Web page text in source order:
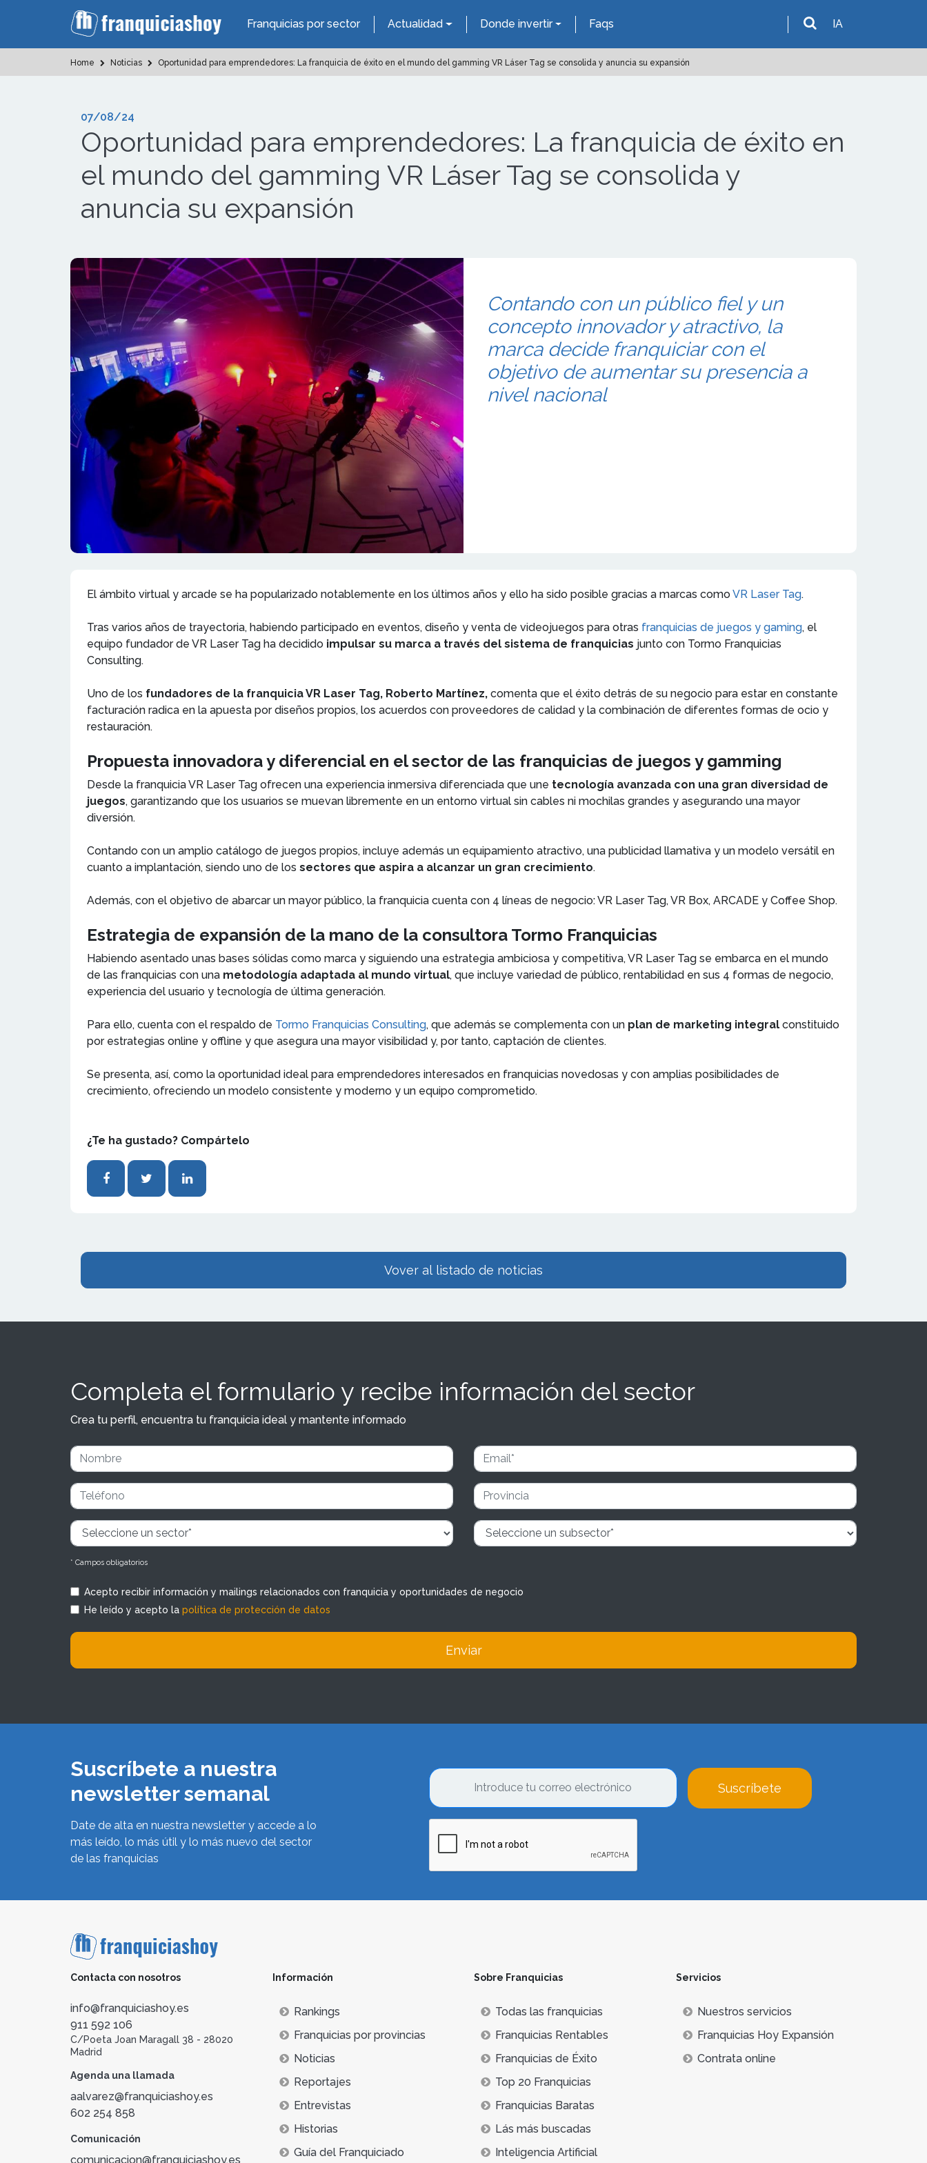
Franquicias por sector Actualidad Donde invertir Faqs IA
Home Noticias Oportunidad para emprendedores: La franquicia de éxito en el mundo del gamming VR Láser Tag se consolida y anuncia su expansión
07/08/24
Oportunidad para emprendedores: La franquicia de éxito en
el mundo del gamming VR Láser Tag se consolida y
anuncia su expansión
Contando con un público fiel y un
concepto innovador y atractivo, la
marca decide franquiciar con el
objetivo de aumentar su presencia a
nivel nacional
El ámbito virtual y arcade se ha popularizado notablemente en los últimos años y ello ha sido posible gracias a marcas como VR Laser Tag.
Tras varios años de trayectoria, habiendo participado en eventos, diseño y venta de videojuegos para otras franquicias de juegos y gaming, el
equipo fundador de VR Laser Tag ha decidido impulsar su marca a través del sistema de franquicias junto con Tormo Franquicias
Consulting.
Uno de los fundadores de la franquicia VR Laser Tag, Roberto Martínez, comenta que el éxito detrás de su negocio para estar en constante
facturación radica en la apuesta por diseños propios, los acuerdos con proveedores de calidad y la combinación de diferentes formas de ocio y
restauración.
Propuesta innovadora y diferencial en el sector de las franquicias de juegos y gamming
Desde la franquicia VR Laser Tag ofrecen una experiencia inmersiva diferenciada que une tecnología avanzada con una gran diversidad de
juegos, garantizando que los usuarios se muevan libremente en un entorno virtual sin cables ni mochilas grandes y asegurando una mayor
diversión.
Contando con un amplio catálogo de juegos propios, incluye además un equipamiento atractivo, una publicidad llamativa y un modelo versátil en
cuanto a implantación, siendo uno de los sectores que aspira a alcanzar un gran crecimiento.
Además, con el objetivo de abarcar un mayor público, la franquicia cuenta con 4 líneas de negocio: VR Laser Tag, VR Box, ARCADE y Coffee Shop.
Estrategia de expansión de la mano de la consultora Tormo Franquicias
Habiendo asentado unas bases sólidas como marca y siguiendo una estrategia ambiciosa y competitiva, VR Laser Tag se embarca en el mundo
de las franquicias con una metodología adaptada al mundo virtual, que incluye variedad de público, rentabilidad en sus 4 formas de negocio,
experiencia del usuario y tecnología de última generación.
Para ello, cuenta con el respaldo de Tormo Franquicias Consulting, que además se complementa con un plan de marketing integral constituido
por estrategias online y offline y que asegura una mayor visibilidad y, por tanto, captación de clientes.
Se presenta, así, como la oportunidad ideal para emprendedores interesados en franquicias novedosas y con amplias posibilidades de
crecimiento, ofreciendo un modelo consistente y moderno y un equipo comprometido.
¿Te ha gustado? Compártelo
Vover al listado de noticias
Completa el formulario y recibe información del sector
Crea tu perfil, encuentra tu franquicia ideal y mantente informado
* Campos obligatorios
Acepto recibir información y mailings relacionados con franquicia y oportunidades de negocio
He leído y acepto la política de protección de datos
Enviar
Suscríbete a nuestra
newsletter semanal
Date de alta en nuestra newsletter y accede a lo
más leído, lo más útil y lo más nuevo del sector
de las franquicias
Suscríbete
Contacta con nosotros
info@franquiciashoy.es
911 592 106
C/Poeta Joan Maragall 38 - 28020
Madrid
Agenda una llamada
aalvarez@franquiciashoy.es
602 254 858
Comunicación
comunicacion@franquiciashoy.es
Información
Rankings
Franquicias por provincias
Noticias
Reportajes
Entrevistas
Historias
Guía del Franquiciado
Sobre Franquicias
Todas las franquicias
Franquicias Rentables
Franquicias de Éxito
Top 20 Franquicias
Franquicias Baratas
Lás más buscadas
Inteligencia Artificial
Servicios
Nuestros servicios
Franquicias Hoy Expansión
Contrata online